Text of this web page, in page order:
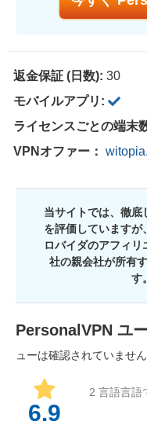
返金保証 (日数): 30
モバイルアプリ:
ライセンスごとの端末
VPNオファー：
当サイトでは、徹底
を評価していますが
ロバイダのアフィ
社の親会社が所有
す。
PersonalVPN ユ
ューは確認されていませ
6.9
2 言語言語